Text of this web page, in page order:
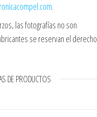
.
las fotografías no son
se reservan el derecho
DE PRODUCTOS